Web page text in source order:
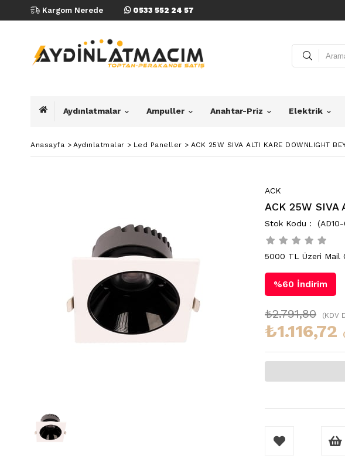
Kargom Nerede 0533 552 24 57
Aydınlatmalar Ampuller Anahtar-Priz Elektrik
Anasayfa > Aydınlatmalar > Led Paneller > ACK 25W SIVA ALTI KARE DOWNLIGHT
ACK
ACK 25W SIVA
5000 TL Üzeri Mail
%60 İndirim
₺2.791,80 (KDV
₺1.116,72